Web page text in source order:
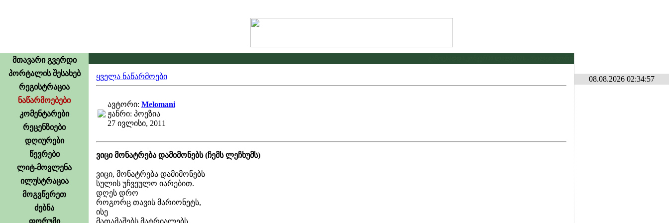
მთავარი გვერდი
პორტალის შესახებ
რეგისტრაცია
ნაწარმოებები
კომენტარები
რეცენზიები
დღიურები
წევრები
ლიტ-მოვლენა
ილუსტრაცია
მოგვწერეთ
ძებნა
ფორუმი
გამოცხადდა კონკურსი ლილე2026 . იხილეთ ფორუმზე კონკურსების განყოფილებაში
ყველა ნაწარმოები
ავტორი: Melomani
ჟანრი: პოეზია
27 ივლისი, 2011
ვიცი მონატრება დამიმონებს (ჩემს ლეჩხუმს)
ვიცი, მონატრება დამიმონებს
სულის უჩვეულო იარებით.
დღეს დრო
როგორც თავის მარიონეტს,
ისე
მათამაშებს,მატრიალებს...
08.08.2026 02:34:57